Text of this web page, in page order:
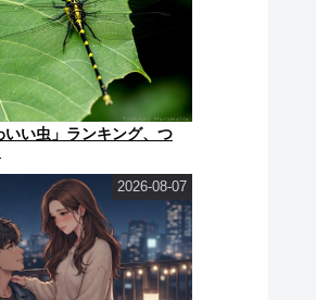
いい虫」ランキング、つ
2026-08-07